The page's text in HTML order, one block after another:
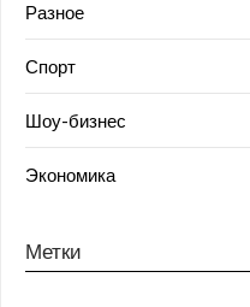
Разное
Спорт
Шоу-бизнес
Экономика
Метки